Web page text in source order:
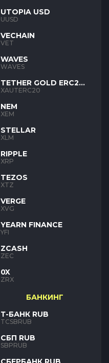
UTOPIA USD
UUSD
VECHAIN
VET
WAVES
WAVES
TETHER GOLD ERC20
XAUT
XAUTERC20
NEM
XEM
STELLAR
XLM
RIPPLE
XRP
TEZOS
XTZ
VERGE
XVG
YEARN FINANCE
YFI
ZCASH
ZEC
0X
ZRX
БАНКИНГ
Т-БАНК RUB
TCSBRUB
СБП RUB
SBPRUB